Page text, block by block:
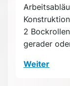
2
gerader
Weiter